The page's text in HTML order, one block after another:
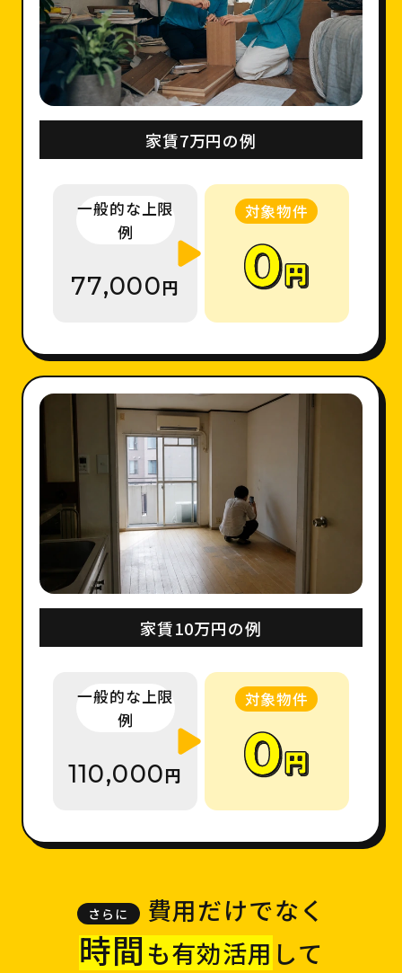
家賃7万円の例
一般的な上限
例
77,000円
対象物件
家賃10万円の例
一般的な上限
例
110,000円
対象物件
費用だけでなく
時間も有効活用 して